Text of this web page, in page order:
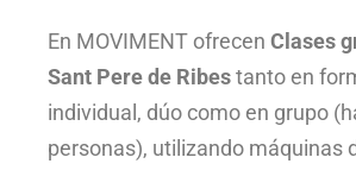
En MOVIMENT ofrecen Clases
Sant Pere de Ribestanto en
individual, dúo como en grupo
personas), utilizando máquinas